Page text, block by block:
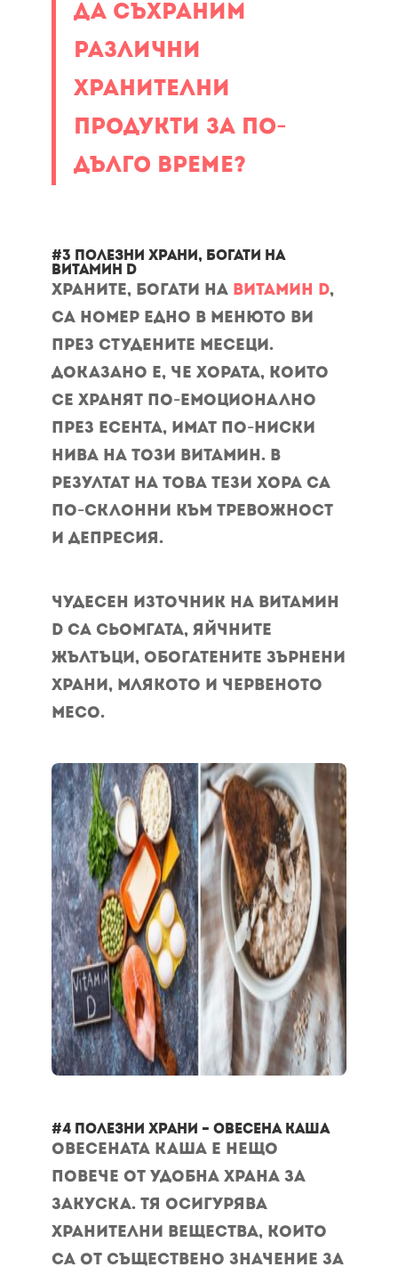
да съхраним
различни
хранителни
продукти за по-
дълго време?
#3 Полезни храни, богати на
витамин D
Храните, богати на витамин D,
са номер едно в менюто ви
през студените месеци.
Доказано е, че хората, които
се хранят по-емоционално
през есента, имат по-ниски
нива на този витамин. В
резултат на това тези хора са
по-склонни към тревожност
и депресия.
Чудесен източник на витамин
D са сьомгата, яйчните
жълтъци, обогатените зърнени
храни, млякото и червеното
месо.
#4 полезни храни – Овесена каша
Овесената каша е нещо
повече от удобна храна за
закуска. Тя осигурява
хранителни вещества, които
са от съществено значение за